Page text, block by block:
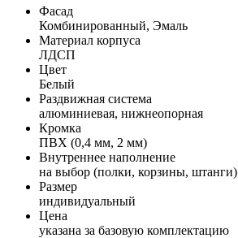
Фасад
Комбинированный, Эмаль
Материал корпуса
ЛДСП
Цвет
Белый
Раздвижная система
алюминиевая, нижнеопорная
Кромка
ПВХ (0,4 мм, 2 мм)
Внутреннее наполнение
на выбор (полки, корзины, штанги)
Размер
индивидуальный
Цена
указана за базовую комплектацию